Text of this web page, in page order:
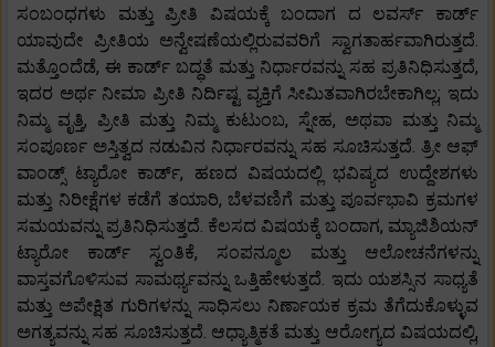
ಸಂಬಂಧಗಳು ಮತ್ತು ಪ್ರೀತಿ ವಿಷಯಕ್ಕೆ ಬಂದಾಗ ದ ಲವರ್ಸ್ ಕಾರ್ಡ್
ಯಾವುದೇ ಪ್ರೀತಿಯ ಅನ್ವೇಷಣೆಯಲ್ಲಿರುವವರಿಗೆ ಸ್ವಾಗತಾರ್ಹವಾಗಿರುತ್ತದೆ.
ಮತ್ತೊಂದೆಡೆ, ಈ ಕಾರ್ಡ್ ಬದ್ಧತೆ ಮತ್ತು ನಿರ್ಧಾರವನ್ನು ಸಹ ಪ್ರತಿನಿಧಿಸುತ್ತದೆ,
ಇದರ ಅರ್ಥ ನೀಮಾ ಪ್ರೀತಿ ನಿರ್ದಿಷ್ಟ ವ್ಯಕ್ತಿಗೆ ಸೀಮಿತವಾಗಿರಬೇಕಾಗಿಲ್ಲ; ಇದು
ನಿಮ್ಮ ವೃತ್ತಿ, ಪ್ರೀತಿ ಮತ್ತು ನಿಮ್ಮ ಕುಟುಂಬ, ಸ್ನೇಹ, ಅಥವಾ ಮತ್ತು ನಿಮ್ಮ
ಸಂಪೂರ್ಣ ಅಸ್ತಿತ್ವದ ನಡುವಿನ ನಿರ್ಧಾರವನ್ನು ಸಹ ಸೂಚಿಸುತ್ತದೆ. ತ್ರೀ ಆಫ್
ವಾಂಡ್ಸ್ ಟ್ಯಾರೋ ಕಾರ್ಡ್, ಹಣದ ವಿಷಯದಲ್ಲಿ ಭವಿಷ್ಯದ ಉದ್ದೇಶಗಳು
ಮತ್ತು ನಿರೀಕ್ಷೆಗಳ ಕಡೆಗೆ ತಯಾರಿ, ಬೆಳವಣಿಗೆ ಮತ್ತು ಪೂರ್ವಭಾವಿ ಕ್ರಮಗಳ
ಸಮಯವನ್ನು ಪ್ರತಿನಿಧಿಸುತ್ತದೆ. ಕೆಲಸದ ವಿಷಯಕ್ಕೆ ಬಂದಾಗ, ಮ್ಯಾಜಿಶಿಯನ್
ಟ್ಯಾರೋ ಕಾರ್ಡ್ ಸ್ವಂತಿಕೆ, ಸಂಪನ್ಮೂಲ ಮತ್ತು ಆಲೋಚನೆಗಳನ್ನು
ವಾಸ್ತವಗೊಳಿಸುವ ಸಾಮರ್ಥ್ಯವನ್ನು ಒತ್ತಿಹೇಳುತ್ತದೆ. ಇದು ಯಶಸ್ಸಿನ ಸಾಧ್ಯತೆ
ಮತ್ತು ಅಪೇಕ್ಷಿತ ಗುರಿಗಳನ್ನು ಸಾಧಿಸಲು ನಿರ್ಣಾಯಕ ಕ್ರಮ ತೆಗೆದುಕೊಳ್ಳುವ
ಅಗತ್ಯವನ್ನು ಸಹ ಸೂಚಿಸುತ್ತದೆ. ಆಧ್ಯಾತ್ಮಿಕತೆ ಮತ್ತು ಆರೋಗ್ಯದ ವಿಷಯದಲ್ಲಿ,